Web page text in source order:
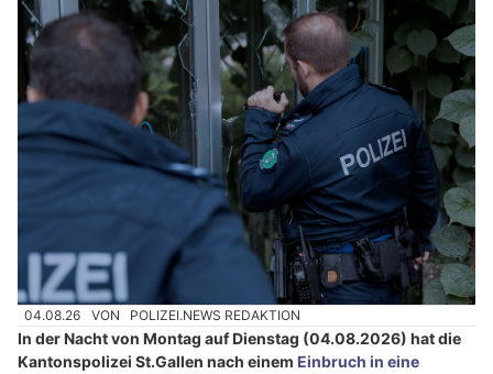
04.08.26 VON POLIZEI.NEWS REDAKTION
In der Nacht von Montag auf Dienstag (04.08.2026) hat die
Kantonspolizei St.Gallen nach einem Einbruch in eine